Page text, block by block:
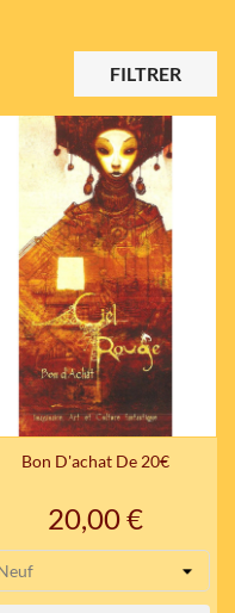
FILTRER
Bon D'achat De 20€
Prix
20,00 €